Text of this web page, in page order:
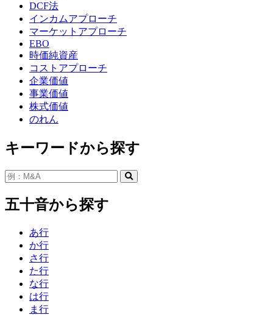
DCF法
インカムアプローチ
マーケットアプローチ
EBO
時価純資産
コストアプローチ
企業価値
事業価値
株式価値
のれん
キーワードから探す
五十音から探す
あ行
か行
さ行
た行
な行
は行
ま行